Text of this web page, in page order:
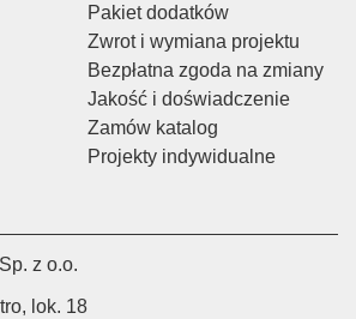
Pakiet dodatków
Zwrot i wymiana projektu
Bezpłatna zgoda na zmiany
Jakość i doświadczenie
Zamów katalog
Projekty indywidualne
z o.o.
lok. 18